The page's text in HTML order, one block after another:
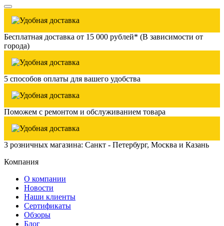
Бесплатная доставка от 15 000 рублей* (В зависимости от
города)
5 способов оплаты для вашего удобства
Поможем с ремонтом и обслуживанием товара
3 розничных магазина: Санкт - Петербург, Москва и Казань
Компания
О компании
Новости
Наши клиенты
Сертификаты
Обзоры
Блог